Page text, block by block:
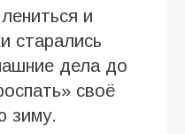
и
старались
дела до
своё
зиму.